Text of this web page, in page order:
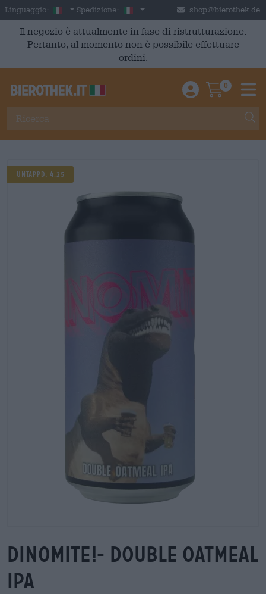
Skip to main content
Linguaggio: Italian
Spedizione: Italia shop@bierothek.de
Il negozio è attualmente in fase di ristrutturazione.
Pertanto, al momento non è possibile effettuare
ordini.
Einloggen /
0
Untappd: 4,25
dinomite!- double oatmeal
ipa